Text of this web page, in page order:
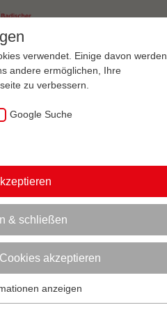
§ 356A BGB – HANDLUNGSBEDARF FÜR
im neuen §
Sportvereine?!
tritt die Reform des
und
verwendet. Einige davon werden
andere ermöglichen, Ihre
zu verbessern.
Google Suche
& schließen
akzeptieren
anzeigen